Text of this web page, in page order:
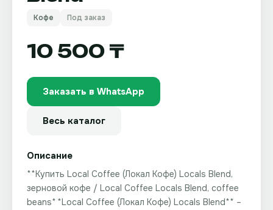
Кофе Под заказ
10 500 ₸
Заказать в WhatsApp
Весь каталог
Описание
**Купить Local Coffee (Локал Кофе) Locals Blend,
зерновой кофе / Local Coffee Locals Blend, coffee
beans** **Local Coffee (Локал Кофе) Locals Blend** –